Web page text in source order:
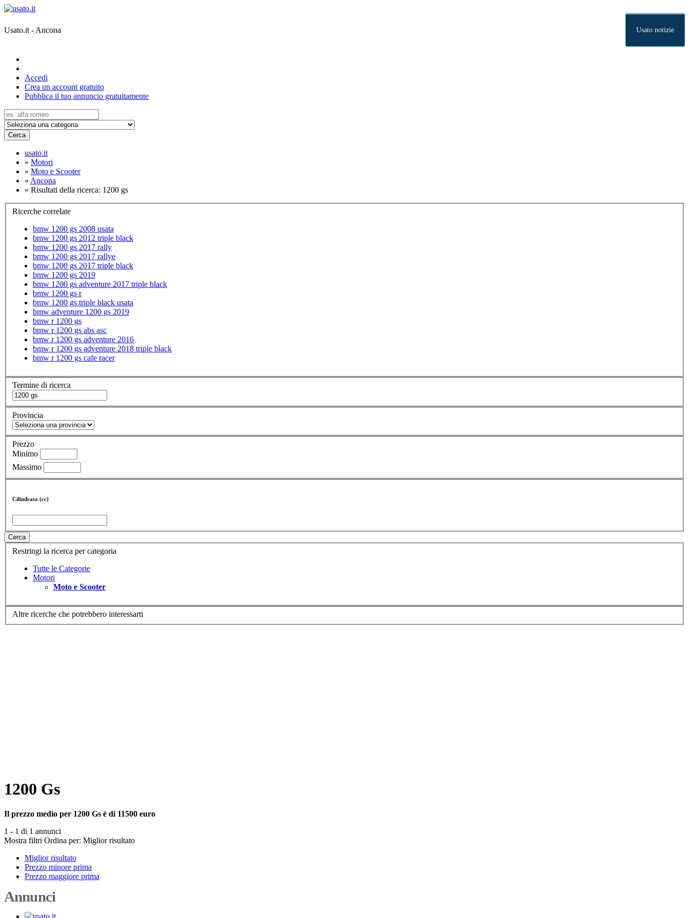
Usato.it - Ancona Usato notizie
Accedi
Crea un account gratuito
Pubblica il tuo annuncio gratuitamente
Cerca
usato.it
» Motori
» Moto e Scooter
» Ancona
» Risultati della ricerca: 1200 gs
Ricerche correlate
bmw 1200 gs 2008 usata
bmw 1200 gs 2012 triple black
bmw 1200 gs 2017 rally
bmw 1200 gs 2017 rallye
bmw 1200 gs 2017 triple black
bmw 1200 gs 2019
bmw 1200 gs adventure 2017 triple black
bmw 1200 gs r
bmw 1200 gs triple black usata
bmw adventure 1200 gs 2019
bmw r 1200 gs
bmw r 1200 gs abs asc
bmw r 1200 gs adventure 2016
bmw r 1200 gs adventure 2018 triple black
bmw r 1200 gs cafe racer
Termine di ricerca
Provincia
Prezzo
Minimo
Massimo
Cilindrata (cc)
Cerca
Restringi la ricerca per categoria
Tutte le Categorie
Motori
Moto e Scooter
Altre ricerche che potrebbero interessarti
1200 Gs
Il prezzo medio per 1200 Gs è di 11500 euro
1 - 1 di 1 annunci
Mostra filtri Ordina per: Miglior risultato
Miglior risultato
Prezzo minore prima
Prezzo maggiore prima
Annunci